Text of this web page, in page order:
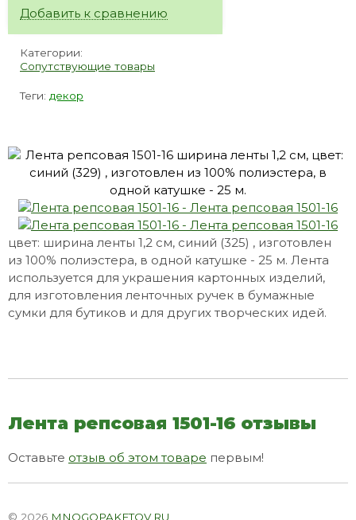
Добавить к сравнению
Категории:
Сопутствующие товары
Теги: декор
цвет: ширина ленты 1,2 см, синий (325) , изготовлен
из 100% полиэстера, в одной катушке - 25 м. Лента
используется для украшения картонных изделий,
для изготовления ленточных ручек в бумажные
сумки для бутиков и для других творческих идей.
Лента репсовая 1501-16 отзывы
Оставьте отзыв об этом товаре первым!
© 2026 MNOGOPAKETOV.RU